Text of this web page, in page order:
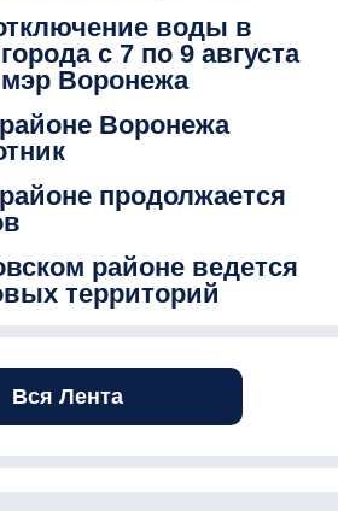
воды в
с 7 по 9 августа
Воронежа
Воронежа
продолжается
районе ведется
территорий
Вся Лента